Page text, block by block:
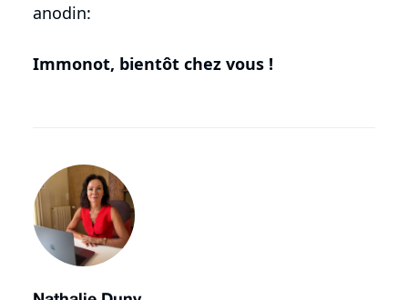
anodin:
Immonot, bientôt chez vous !